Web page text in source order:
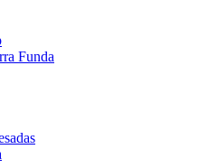
Funda